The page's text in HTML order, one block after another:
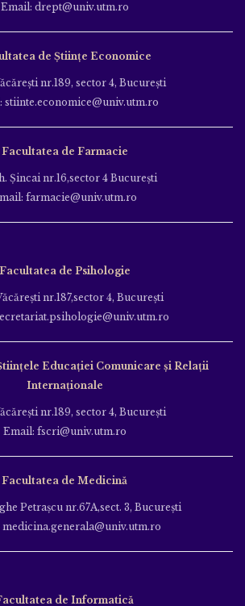
Email: drept@univ.utm.ro
de Științe Economice
nr.189, sector 4, Bucureşti
stiinte.economice@univ.utm.ro
Facultatea de Farmacie
Şincai nr.16,sector 4 Bucureşti
farmacie@univ.utm.ro
Facultatea de Psihologie
nr.187,sector 4, Bucureşti
Educației Comunicare și Relații
Internaționale
nr.189, sector 4, Bucureşti
Email: fscri@univ.utm.ro
Facultatea de Medicină
Petraşcu nr.67A,sect. 3, Bucureşti
medicina.generala@univ.utm.ro
de Informatică